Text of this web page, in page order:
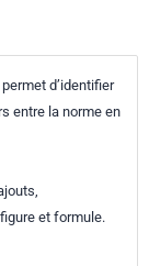
d’identifier
entre la norme en
et formule.